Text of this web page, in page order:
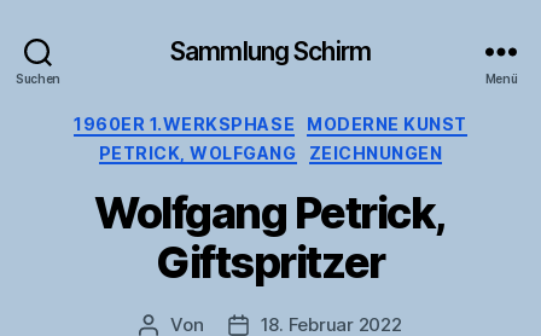
Suchen
Sammlung Schirm
Menü
Kategorien
1960ER 1.WERKSPHASE
MODERNE KUNST
PETRICK, WOLFGANG
ZEICHNUNGEN
Wolfgang Petrick,
Giftspritzer
Beitragsautor
Von Veröffentlichungsdatum
18. Februar 2022